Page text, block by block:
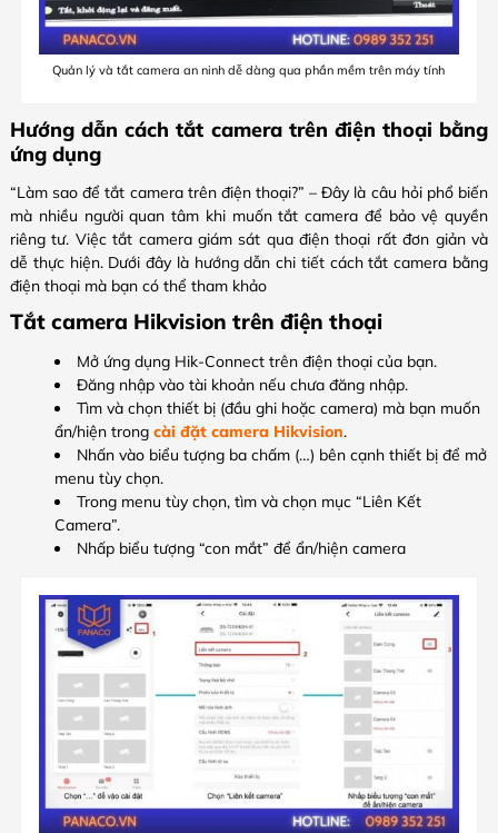
Quản lý và tắt camera an ninh dễ dàng qua phần mềm trên máy tính
Hướng dẫn cách tắt camera trên điện thoại bằng
ứng dụng
“Làm sao để tắt camera trên điện thoại?” – Đây là câu hỏi phổ biến
mà nhiều người quan tâm khi muốn tắt camera để bảo vệ quyền
riêng tư. Việc tắt camera giám sát qua điện thoại rất đơn giản và
dễ thực hiện. Dưới đây là hướng dẫn chi tiết cách tắt camera bằng
điện thoại mà bạn có thể tham khảo
Tắt camera Hikvision trên điện thoại
Mở ứng dụng Hik-Connect trên điện thoại của bạn.
Đăng nhập vào tài khoản nếu chưa đăng nhập.
Tìm và chọn thiết bị (đầu ghi hoặc camera) mà bạn muốn
ẩn/hiện trong cài đặt camera Hikvision.
Nhấn vào biểu tượng ba chấm (…) bên cạnh thiết bị để mở
menu tùy chọn.
Trong menu tùy chọn, tìm và chọn mục “Liên Kết
Camera”.
Nhấp biểu tượng “con mắt” để ẩn/hiện camera